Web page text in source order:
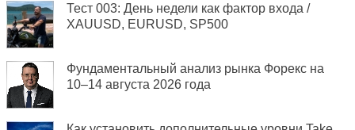
Тест 003: День недели как фактор входа /
XAUUSD, EURUSD, SP500
Фундаментальный анализ рынка Форекс на
10–14 августа 2026 года